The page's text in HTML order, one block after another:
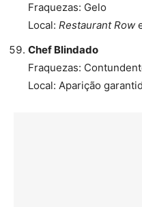
Fraquezas: Gelo
Local: Restaurant Row
Chef Blindado
Fraquezas:
Local: Aparição